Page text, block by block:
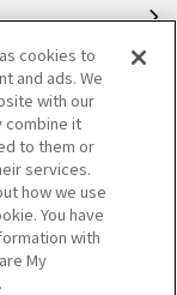
reserved.
cookies to
and ads. We
with our
combine it
to them or
services.
how we use
You have
with
My